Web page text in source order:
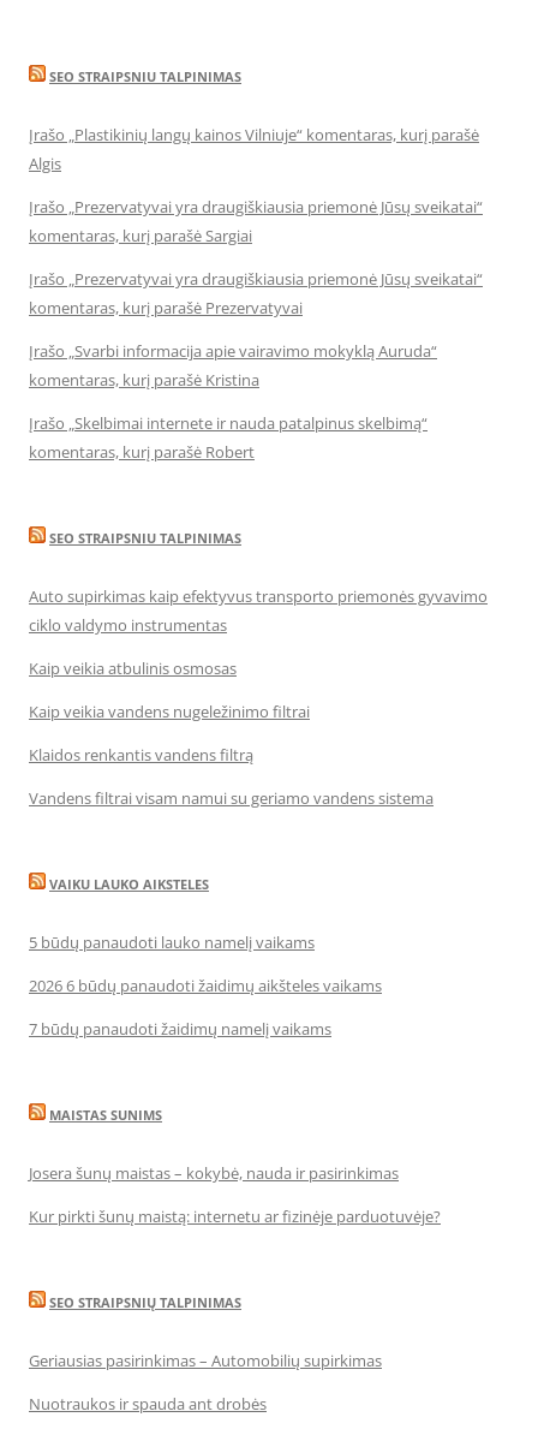
SEO STRAIPSNIU TALPINIMAS
Įrašo „Plastikinių langų kainos Vilniuje“ komentaras, kurį parašė
Algis
Įrašo „Prezervatyvai yra draugiškiausia priemonė Jūsų sveikatai“
komentaras, kurį parašė Sargiai
Įrašo „Prezervatyvai yra draugiškiausia priemonė Jūsų sveikatai“
komentaras, kurį parašė Prezervatyvai
Įrašo „Svarbi informacija apie vairavimo mokyklą Auruda“
komentaras, kurį parašė Kristina
Įrašo „Skelbimai internete ir nauda patalpinus skelbimą“
komentaras, kurį parašė Robert
SEO STRAIPSNIU TALPINIMAS
Auto supirkimas kaip efektyvus transporto priemonės gyvavimo
ciklo valdymo instrumentas
Kaip veikia atbulinis osmosas
Kaip veikia vandens nugeležinimo filtrai
Klaidos renkantis vandens filtrą
Vandens filtrai visam namui su geriamo vandens sistema
VAIKU LAUKO AIKSTELES
5 būdų panaudoti lauko namelį vaikams
2026 6 būdų panaudoti žaidimų aikšteles vaikams
7 būdų panaudoti žaidimų namelį vaikams
MAISTAS SUNIMS
Josera šunų maistas – kokybė, nauda ir pasirinkimas
Kur pirkti šunų maistą: internetu ar fizinėje parduotuvėje?
SEO STRAIPSNIŲ TALPINIMAS
Geriausias pasirinkimas – Automobilių supirkimas
Nuotraukos ir spauda ant drobės